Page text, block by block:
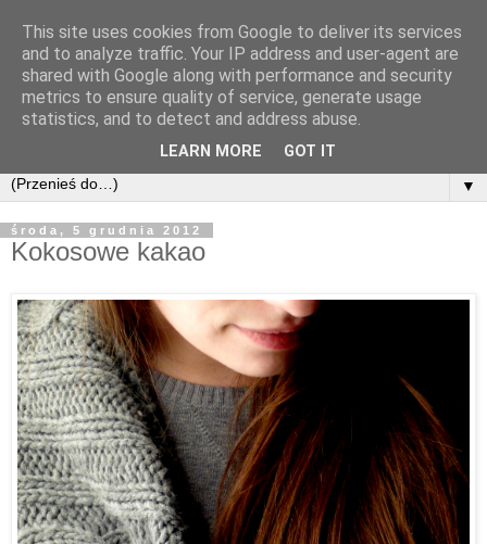
▼
środa, 5 grudnia 2012
Kokosowe kakao
This site uses cookies from Google to deliver its services
and to analyze traffic. Your IP address and user-agent are
shared with Google along with performance and security
metrics to ensure quality of service, generate usage
statistics, and to detect and address abuse.
LEARN MORE GOT IT